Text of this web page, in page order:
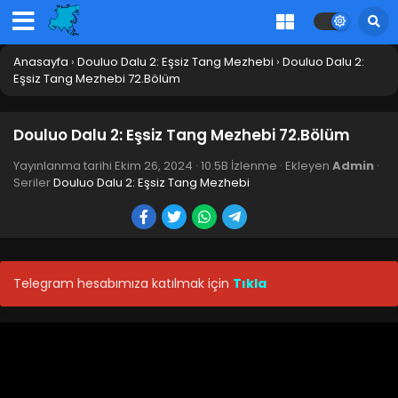
Anasayfa › Douluo Dalu 2: Eşsiz Tang Mezhebi › Douluo Dalu 2:
Eşsiz Tang Mezhebi 72.Bölüm
Douluo Dalu 2: Eşsiz Tang Mezhebi 72.Bölüm
Yayınlanma tarihi Ekim 26, 2024 · 10.5B İzlenme · Ekleyen Admin ·
SerilerDouluo Dalu 2: Eşsiz Tang Mezhebi
Telegram hesabımıza katılmak için Tıkla
Douluo Dalu 2: Eşsiz Tang Mezhebi 85.Bölüm
Blm 85 - Ocak 25, 2025
Blm 84 - Ocak 18, 2025
Douluo Dalu 2: Eşsiz Tang Mezhebi 83.Bölüm
Blm 83 - Ocak 11, 2025
Douluo Dalu 2: Eşsiz Tang Mezhebi 82.Bölüm
Blm 82 - Ocak 4, 2025